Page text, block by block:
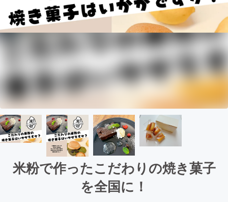
米粉で作ったこだわりの焼き菓子
を全国に！